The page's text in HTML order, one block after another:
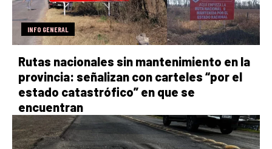
INFO GENERAL
Rutas nacionales sin mantenimiento en la
provincia: señalizan con carteles “por el
estado catastrófico” en que se
encuentran